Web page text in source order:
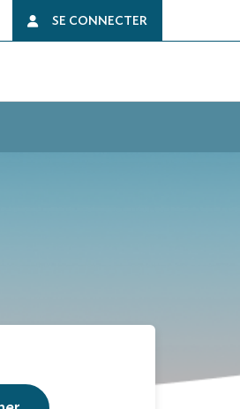
SE CONNECTER